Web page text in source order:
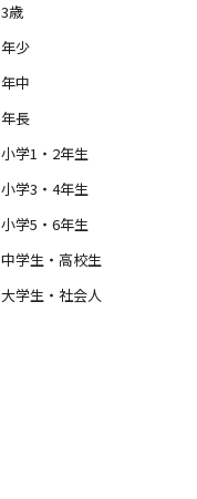
3歳
年少
年中
年長
小学1・2年生
小学3・4年生
小学5・6年生
中学生・高校生
大学生・社会人